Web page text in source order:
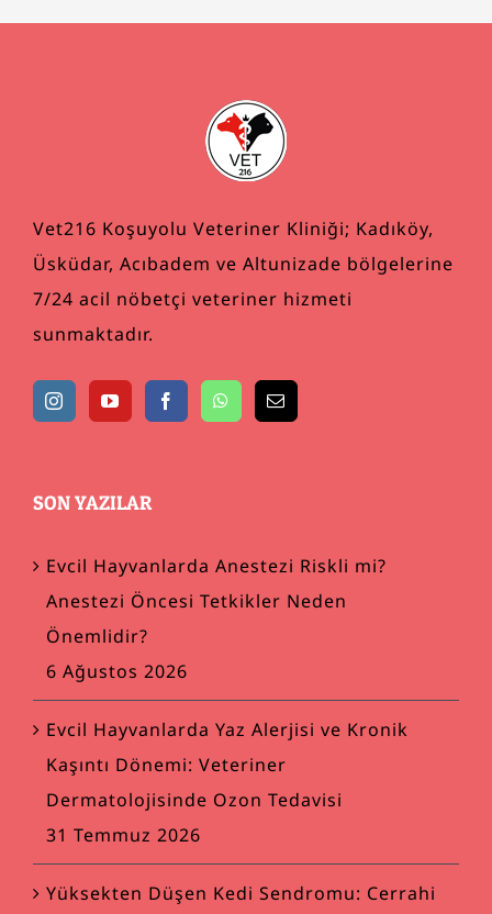
Vet216 Koşuyolu Veteriner Kliniği; Kadıköy,
Üsküdar, Acıbadem ve Altunizade bölgelerine
7/24 acil nöbetçi veteriner hizmeti
sunmaktadır.
SON YAZILAR
Evcil Hayvanlarda Anestezi Riskli mi?
Anestezi Öncesi Tetkikler Neden
Önemlidir?
6 Ağustos 2026
Evcil Hayvanlarda Yaz Alerjisi ve Kronik
Kaşıntı Dönemi: Veteriner
Dermatolojisinde Ozon Tedavisi
31 Temmuz 2026
Yüksekten Düşen Kedi Sendromu: Cerrahi